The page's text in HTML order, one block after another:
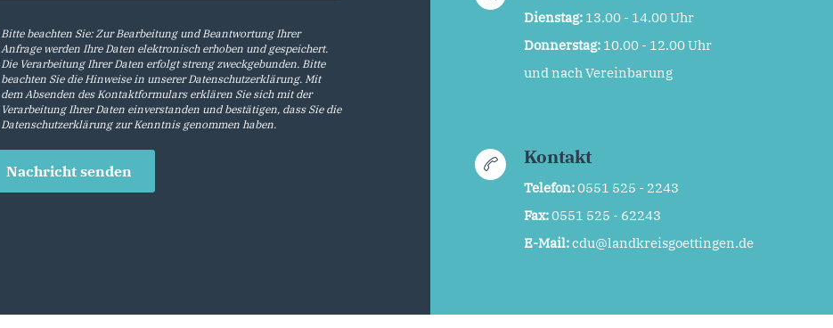
Bitte beachten Sie: Zur Bearbeitung und Beantwortung Ihrer
Anfrage werden Ihre Daten elektronisch erhoben und gespeichert.
Die Verarbeitung Ihrer Daten erfolgt streng zweckgebunden. Bitte
beachten Sie die Hinweise in unsererDatenschutzerklärung. Mit
dem Absenden des Kontaktformulars erklären Sie sich mit der
Verarbeitung Ihrer Daten einverstanden und bestätigen, dass Sie die
Datenschutzerklärungzur Kenntnis genommen haben.
Nachricht senden
Dienstag: 13.00 - 14.00 Uhr
Donnerstag: 10.00 - 12.00 Uhr
und nach Vereinbarung
Kontakt
Telefon:0551 525 - 2243
Fax:0551 525 - 62243
E-Mail:cdu@landkreisgoettingen.de